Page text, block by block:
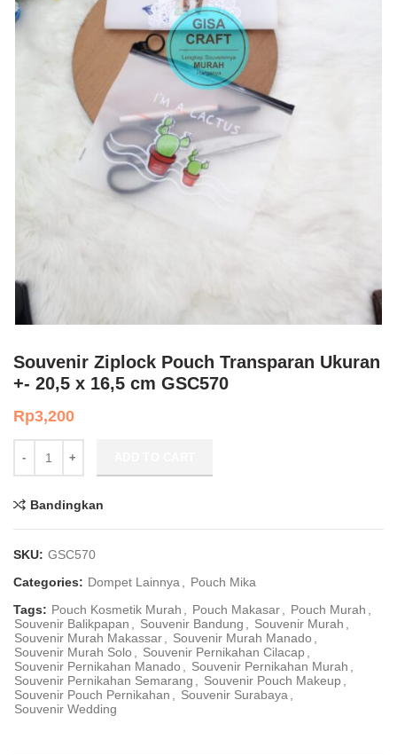
Souvenir Ziplock Pouch Transparan Ukuran
+- 20,5 x 16,5 cm GSC570
Rp3,200
Bandingkan
SKU: GSC570
Categories: Dompet Lainnya
Pouch Mika
Tags: Pouch Kosmetik Murah Pouch Makasar Pouch Murah
Souvenir Balikpapan
Souvenir Bandung Souvenir Murah
Souvenir Murah Makassar
Souvenir Murah Manado
Souvenir Murah Solo
Souvenir Pernikahan Cilacap
Souvenir Pernikahan Manado
Souvenir Pernikahan Murah
Souvenir Pernikahan Semarang
Souvenir Pouch Makeup
Souvenir Pouch Pernikahan
Souvenir Surabaya
Souvenir Wedding